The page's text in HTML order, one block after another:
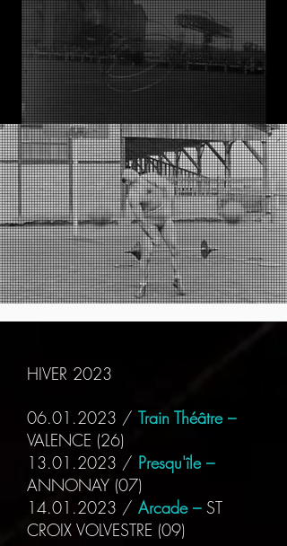
HIVER 2023
06.01.2023 / Train Théâtre –
VALENCE (26)
13.01.2023 / Presqu'île –
ANNONAY (07)
14.01.2023 / Arcade –ST
CROIX VOLVESTRE (09)